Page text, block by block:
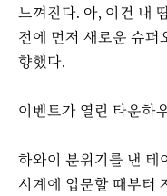
느껴진다. 아, 이건 내
전에 먼저 새로운 슈퍼
향했다.
이벤트가 열린 타운하
하와이 분위기를 낸 테
시계에 입문할 때부터